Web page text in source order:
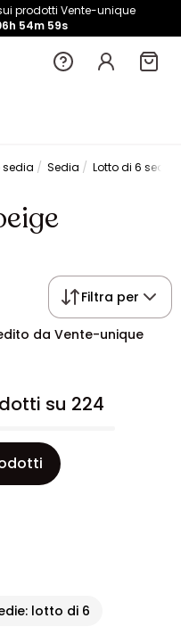
prodotti Vente-unique
54m 58s
sedia Sedia Lotto di 6 sedie
Filtra per
da Vente-unique
su 224
lotto di 6